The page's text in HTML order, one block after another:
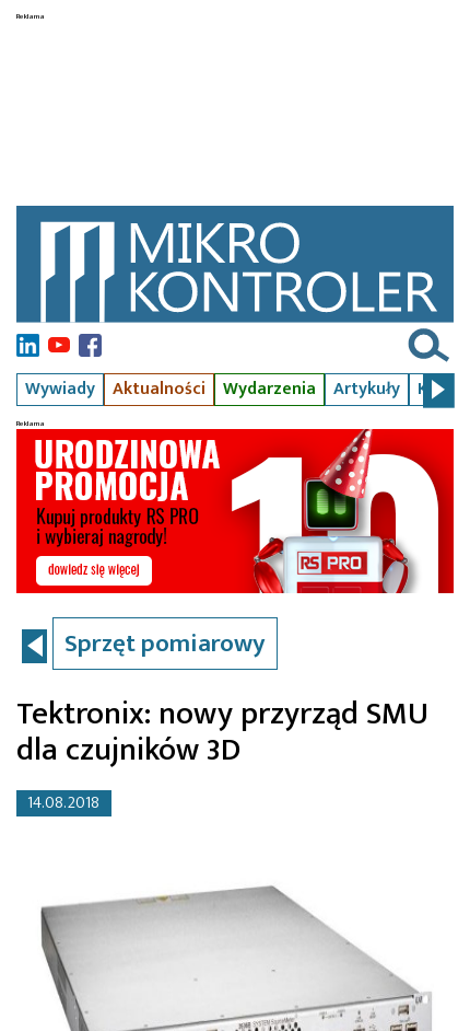
Wywiady Aktualności Wydarzenia Artykuły Kursy
Sprzęt pomiarowy
Tektronix: nowy przyrząd SMU
dla czujników 3D
14.08.2018